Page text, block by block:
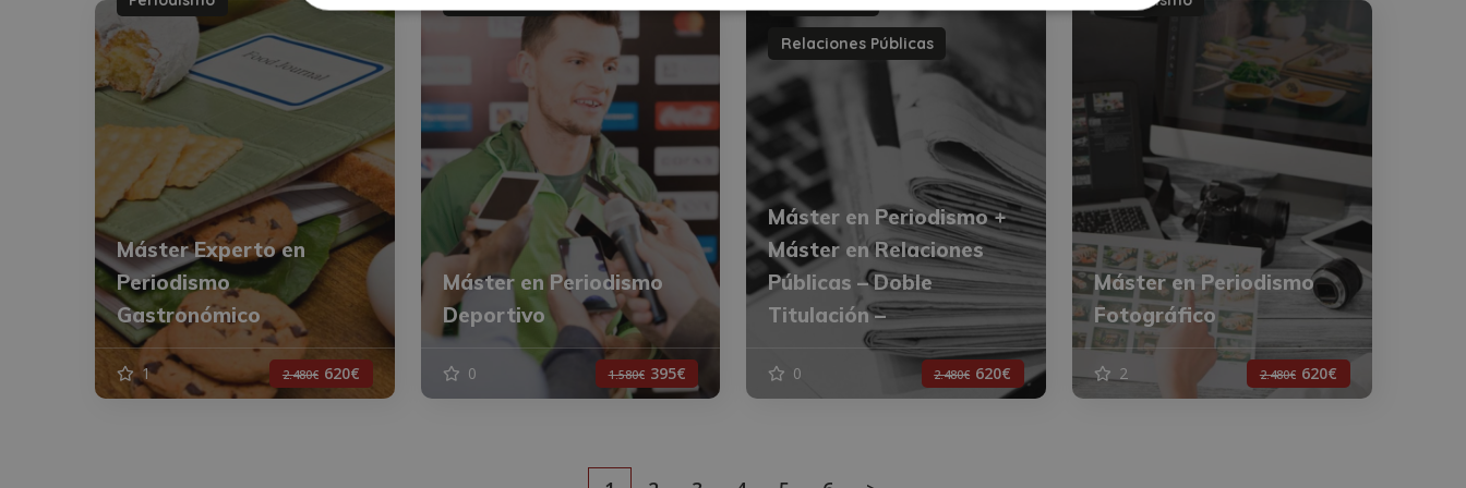
Máster Experto en
Periodismo
Gastronómico
1 2.480€ 620€
Máster en Periodismo
Deportivo
0 1.580€ 395€
Relaciones Públicas
Máster en Periodismo +
Máster en Relaciones
Públicas – Doble
Titulación –
0 2.480€ 620€
Máster en Periodismo
Fotográfico
2 2.480€ 620€